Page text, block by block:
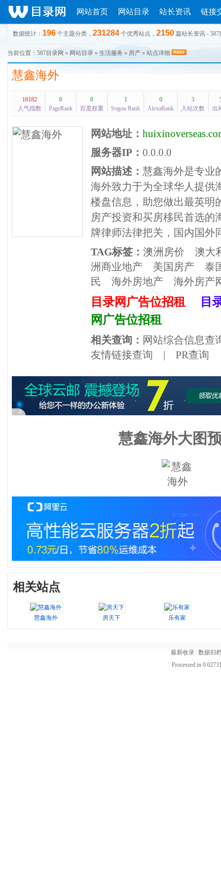
网站首页 网站目录 站长资讯 链接
数据统计： 196 个主题分类， 231284 个优秀站点， 2150 篇站长资讯 - 587
当前位置： 587目录网 » 网站目录 » 生活服务 » 房产 » 站点详细
慧鑫海外
16182
人气指数
0
PageRank
0
百度权重
1
Sogou Rank
0
AlexaRank
3
入站次数
出
网站地址：
服务器IP： 0.0.0.0
网站描述： 慧鑫海外是专业
海外致力于为全球华人提供
楼盘信息，助您做出最英明
房产投资和买房移民首选的
牌律师法律把关，国内国外
TAG标签： 澳洲房价
澳大
洲商业地产
美国房产
泰
民
海外房地产 海外房产
目录网广告位招租
目
网广告位招租
相关查询： 网站综合信息查
友情链接查询
PR查询
慧鑫海外大图
相关站点
慧鑫海外 房天下 乐有家
最新收录 数据归
Processed in